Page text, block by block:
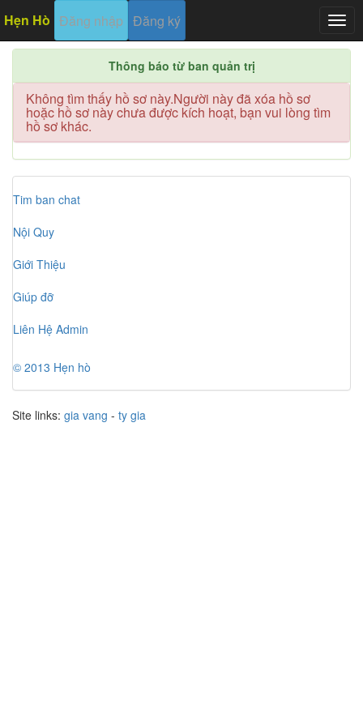
Hẹn Hò Đăng nhập Đăng ký
Thông báo từ ban quản trị
Không tìm thấy hồ sơ này.Người này đã xóa hồ sơ
hoặc hồ sơ này chưa được kích hoạt, bạn vui lòng tìm
hồ sơ khác.
Tim ban chat
Nội Quy
Giới Thiệu
Giúp đỡ
Liên Hệ Admin
© 2013 Hẹn hò
Site links: gia vang - ty gia